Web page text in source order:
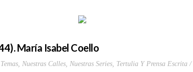
María Isabel Coello
, Nuestras Calles, Nuestras Series, Tertulia Y Prensa Escrita